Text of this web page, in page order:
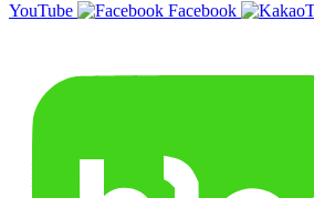
YouTube Facebook